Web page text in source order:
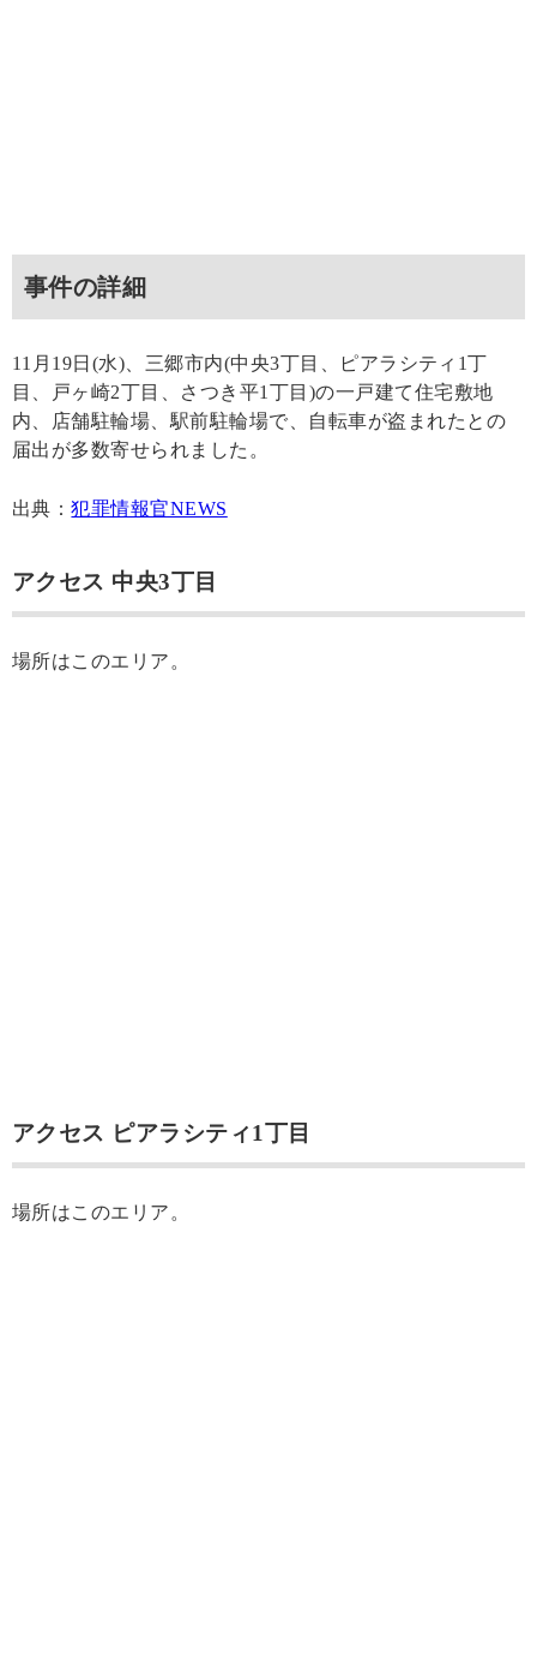
事件の詳細
11月19日(水)、三郷市内(中央3丁目、ピアラシティ1丁
目、戸ヶ崎2丁目、さつき平1丁目)の一戸建て住宅敷地
内、店舗駐輪場、駅前駐輪場で、自転車が盗まれたとの
届出が多数寄せられました。
出典：犯罪情報官NEWS
アクセス 中央3丁目
場所はこのエリア。
アクセス ピアラシティ1丁目
場所はこのエリア。